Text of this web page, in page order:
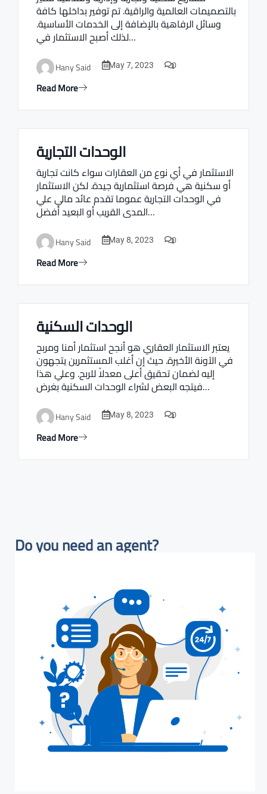
بالتصميمات العالمية والراقية. تم توفير بداخلها كافة
وسائل الرفاهية بالإضافة إلى الخدمات الأساسية.
لذلك أصبح الاستثمار في…
Hany Said May 7, 2023 0
Read More
Real estate Estate ville
الوحدات التجارية
الاستثمار في أي نوع من العقارات سواء كانت تجارية
أو سكنية هي فرصة استثمارية جيدة. لكن الاستثمار
في الوحدات التجارية عموما تقدم عائد مالي علي
المدى القريب أو البعيد أفضل…
Hany Said May 8, 2023 0
Read More
Real estate Estate ville
الوحدات السكنية
يعتبر الاستثمار العقاري هو أنجح استثمار أمنا ومربح
في الآونة الأخيرة. حيث إن أغلب المستثمرين يتجهون
إليه لضمان تحقيق أعلى معدلاً للربح. وعلي هذا
فيتجه البعض لشراء الوحدات السكنية بغرض…
Hany Said May 8, 2023 0
Read More
Do you need an agent?​